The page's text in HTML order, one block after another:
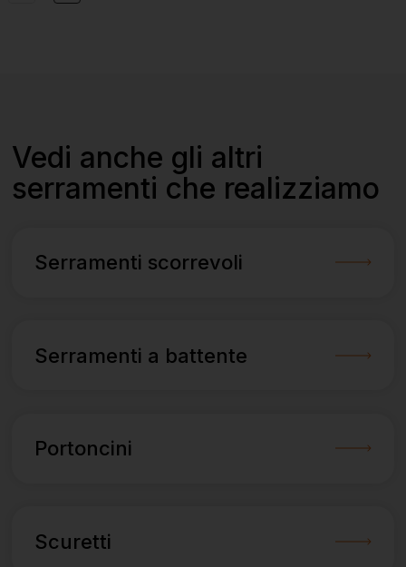
Vedi anche gli altri
serramenti che realizziamo
Serramenti scorrevoli
Serramenti a battente
Portoncini
Scuretti